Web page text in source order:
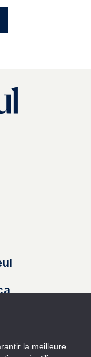
la meilleure